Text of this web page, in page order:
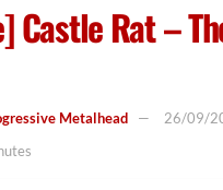
Castle Rat –
Metalhead
26/09/